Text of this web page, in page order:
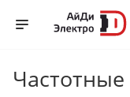
Частотные